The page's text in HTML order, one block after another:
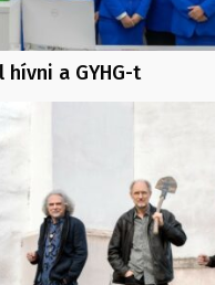
hívni a GYHG-t